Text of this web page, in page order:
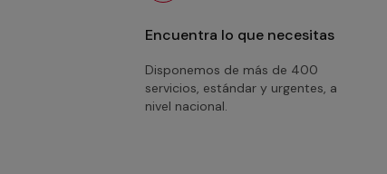
Encuentra lo que necesitas
Disponemos de más de 400
servicios, estándar y urgentes, a
nivel nacional.